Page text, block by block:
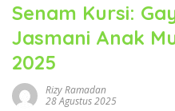
Senam Kursi:
Jasmani Anak
2025
Rizy Ramadan
28 Agustus 2025